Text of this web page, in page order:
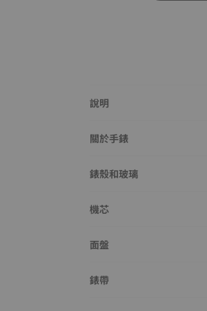
說明
關於手錶
錶殼和玻璃
機芯
面盤
錶帶